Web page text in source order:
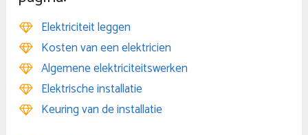
Elektriciteit leggen
Kosten van een elektricien
Algemene elektriciteitswerken
Elektrische installatie
Keuring van de installatie